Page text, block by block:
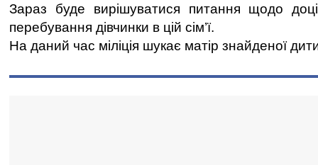
Зараз буде вирішуватися питання щодо
перебування дівчинки в цій сім’ї.
На даний час міліція шукає матір знайденої